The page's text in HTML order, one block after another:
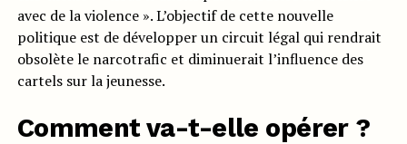
avec de la violence ». L’objectif de cette nouvelle
politique est de développer un circuit légal qui rendrait
obsolète le narcotrafic et diminuerait l’influence des
cartels sur la jeunesse.
Comment va-t-elle opérer ?